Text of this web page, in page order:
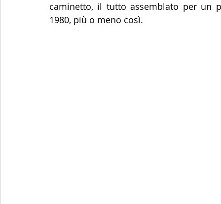
caminetto, il tutto assemblato per un
1980, più o meno così.